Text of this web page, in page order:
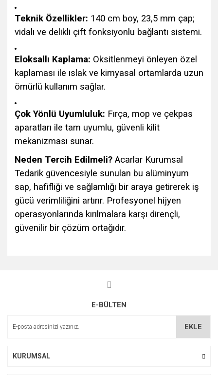
Teknik Özellikler: 140 cm boy, 23,5 mm çap;
vidalı ve delikli çift fonksiyonlu bağlantı sistemi.
Eloksallı Kaplama: Oksitlenmeyi önleyen özel
kaplaması ile ıslak ve kimyasal ortamlarda uzun
ömürlü kullanım sağlar.
Çok Yönlü Uyumluluk: Fırça, mop ve çekpas
aparatları ile tam uyumlu, güvenli kilit
mekanizması sunar.
Neden Tercih Edilmeli? Acarlar Kurumsal
Tedarik güvencesiyle sunulan bu alüminyum
sap, hafifliği ve sağlamlığı bir araya getirerek iş
gücü verimliliğini artırır. Profesyonel hijyen
operasyonlarında kırılmalara karşı dirençli,
güvenilir bir çözüm ortağıdır.
Yorum Yaz
Görüş ve önerileriniz için teşekkür ederiz.
Ürün açıklamasında eksik bilgiler bulunuyor.
Ürün fiyatı diğer sitelerden daha pahalı.
E-BÜLTEN
EKLE
KURUMSAL